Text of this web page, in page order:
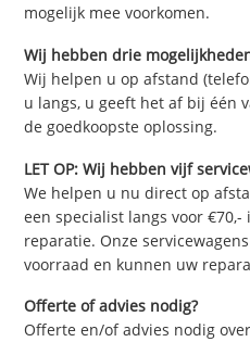
mogelijk mee voorkomen.
Wij hebben drie
Wij helpen u op afstand
u langs, u geeft het af bij één
de goedkoopste oplossing.
LET OP: Wij hebben vijf
We helpen u nu direct op
een specialist langs voor
reparatie. Onze
voorraad en kunnen uw
Offerte of advies nodig?
Offerte en/of advies nodig